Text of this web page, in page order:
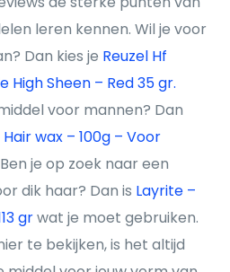
leren kennen. Wil je voor
Dan kies je Reuzel Hf
High Sheen – Red 35 gr.
voor mannen? Dan
wax – 100g – Voor
je op zoek naar een
dik haar? Dan is Layrite –
grwat je moet gebruiken.
te bekijken, is het altijd